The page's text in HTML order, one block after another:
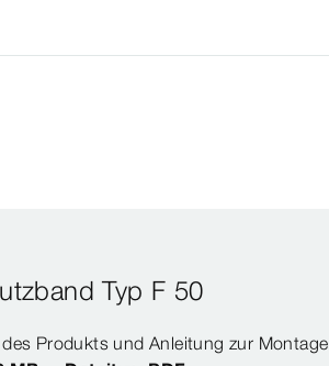
Typ F 50
Produkts und Anleitung zur Montage